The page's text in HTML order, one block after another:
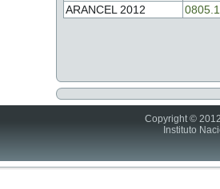
ARANCEL 2012
Copyright ©
Instituto